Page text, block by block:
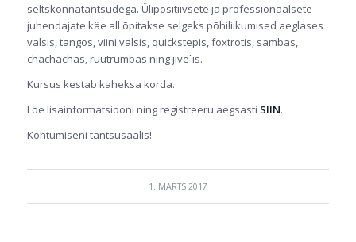
seltskonnatantsudega. Ülipositiivsete ja professionaalsete
juhendajate käe all õpitakse selgeks põhiliikumised aeglases
valsis, tangos, viini valsis, quickstepis, foxtrotis, sambas,
chachachas, ruutrumbas ning jive`is.
Kursus kestab kaheksa korda.
Loe lisainformatsiooni ning registreeru aegsasti SIIN.
Kohtumiseni tantsusaalis!
1. MÄRTS 2017